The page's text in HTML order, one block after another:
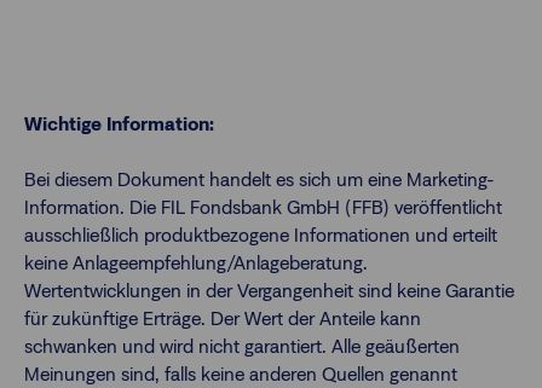
Wichtige Information:
Bei diesem Dokument handelt es sich um eine Marketing-
Information. Die FIL Fondsbank GmbH (FFB) veröffentlicht
ausschließlich produktbezogene Informationen und erteilt
keine Anlageempfehlung/Anlageberatung.
Wertentwicklungen in der Vergangenheit sind keine Garantie
für zukünftige Erträge. Der Wert der Anteile kann
schwanken und wird nicht garantiert. Alle geäußerten
Meinungen sind, falls keine anderen Quellen genannt